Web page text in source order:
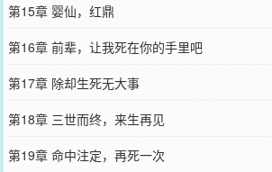
第15章 婴仙，红鼎
第16章 前辈，让我死在你的手里吧
第17章 除却生死无大事
第18章 三世而终，来生再见
第19章 命中注定，再死一次